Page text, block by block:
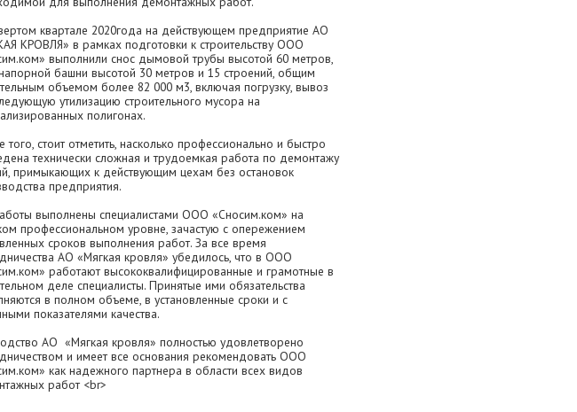
квартале 2020года на действующем предприятие АО
КРОВЛЯ» в рамках подготовки к строительству ООО
выполнили снос дымовой трубы высотой 60 метров,
башни высотой 30 метров и 15 строений, общим
объемом более 82 000 м3, включая погрузку, вывоз
утилизацию строительного мусора на
полигонах.
того, стоит отметить, насколько профессионально и быстро
технически сложная и трудоемкая работа по демонтажу
примыкающих к действующим цехам без остановок
предприятия.
выполнены специалистами ООО «Сносим.ком» на
профессиональном уровне, зачастую с опережением
сроков выполнения работ. За все время
АО «Мягкая кровля» убедилось, что в ООО
работают высококвалифицированные и грамотные в
деле специалисты. Принятые ими обязательства
в полном объеме, в установленные сроки и с
показателями качества.
АО «Мягкая кровля» полностью удовлетворено
и имеет все основания рекомендовать ООО
как надежного партнера в области всех видов
работ <br>